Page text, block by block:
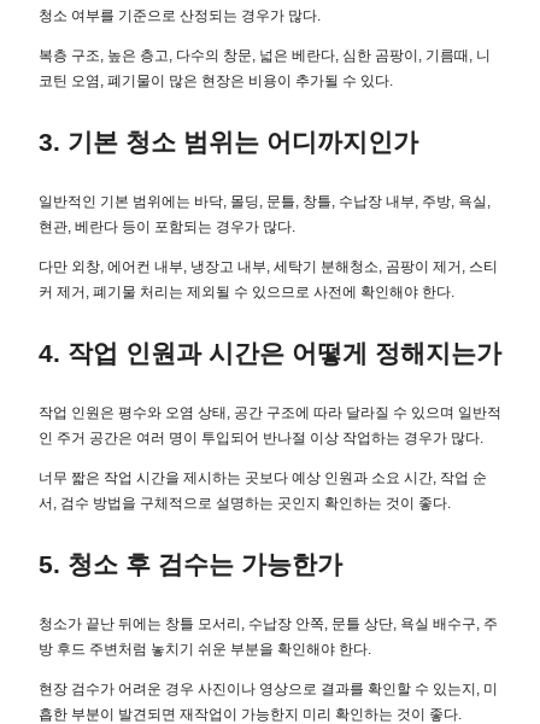
청소 여부를 기준으로 산정되는 경우가 많다.
복층 구조, 높은 층고, 다수의 창문, 넓은 베란다, 심한 곰팡이, 기름때, 니
코틴 오염, 폐기물이 많은 현장은 비용이 추가될 수 있다.
3. 기본 청소 범위는 어디까지인가
일반적인 기본 범위에는 바닥, 몰딩, 문틀, 창틀, 수납장 내부, 주방, 욕실,
현관, 베란다 등이 포함되는 경우가 많다.
다만 외창, 에어컨 내부, 냉장고 내부, 세탁기 분해청소, 곰팡이 제거, 스티
커 제거, 폐기물 처리는 제외될 수 있으므로 사전에 확인해야 한다.
4. 작업 인원과 시간은 어떻게 정해지는가
작업 인원은 평수와 오염 상태, 공간 구조에 따라 달라질 수 있으며 일반적
인 주거 공간은 여러 명이 투입되어 반나절 이상 작업하는 경우가 많다.
너무 짧은 작업 시간을 제시하는 곳보다 예상 인원과 소요 시간, 작업 순
서, 검수 방법을 구체적으로 설명하는 곳인지 확인하는 것이 좋다.
5. 청소 후 검수는 가능한가
청소가 끝난 뒤에는 창틀 모서리, 수납장 안쪽, 문틀 상단, 욕실 배수구, 주
방 후드 주변처럼 놓치기 쉬운 부분을 확인해야 한다.
현장 검수가 어려운 경우 사진이나 영상으로 결과를 확인할 수 있는지, 미
흡한 부분이 발견되면 재작업이 가능한지 미리 확인하는 것이 좋다.